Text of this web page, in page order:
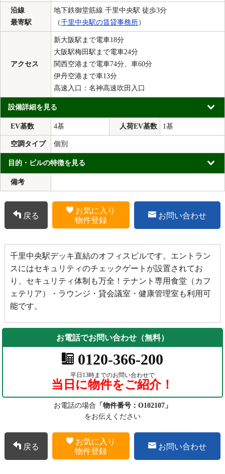
沿線
最寄駅
地下鉄御堂筋線 千里中央駅 徒歩3分
（千里中央駅の賃貸事務所）
アクセス
新大阪駅まで電車18分
大阪駅梅田駅まで電車24分
関西空港まで電車74分、車60分
伊丹空港まで車13分
高速入口：名神高速吹田入口
設備詳細を見る
EV基数 4基 人荷EV基数 1基
空調タイプ 個別
目的・ビルの特徴を見る
備考
戻る
お気に入り
物件登録
お問い合わせ
千里中央駅デッキ直結のオフィスビルです。エントラン
スにはセキュリティのチェックゲートが設置されてお
り、セキュリティ体制も万全！テナント専用食堂（カフ
ェテリア）・ラウンジ・貸会議室・健康管理室も利用可
能です。
お電話でお問い合わせ（無料）
0120-366-200
平日13時までのお問い合わせで
当日に物件をご紹介！
お電話の場合 「物件番号：O102107」
をお伝えください
戻る
お気に入り
物件登録
お問い合わせ